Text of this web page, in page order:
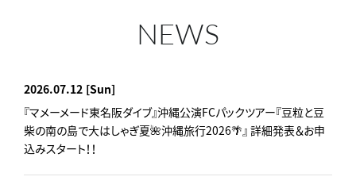
NEWS
2026.07.12 [Sun]
『マメーメード東名阪ダイブ』沖縄公演FCパックツアー『豆粒と豆
柴の南の島で大はしゃぎ夏🌺沖縄旅行2026🌴』 詳細発表＆お申
込みスタート！！